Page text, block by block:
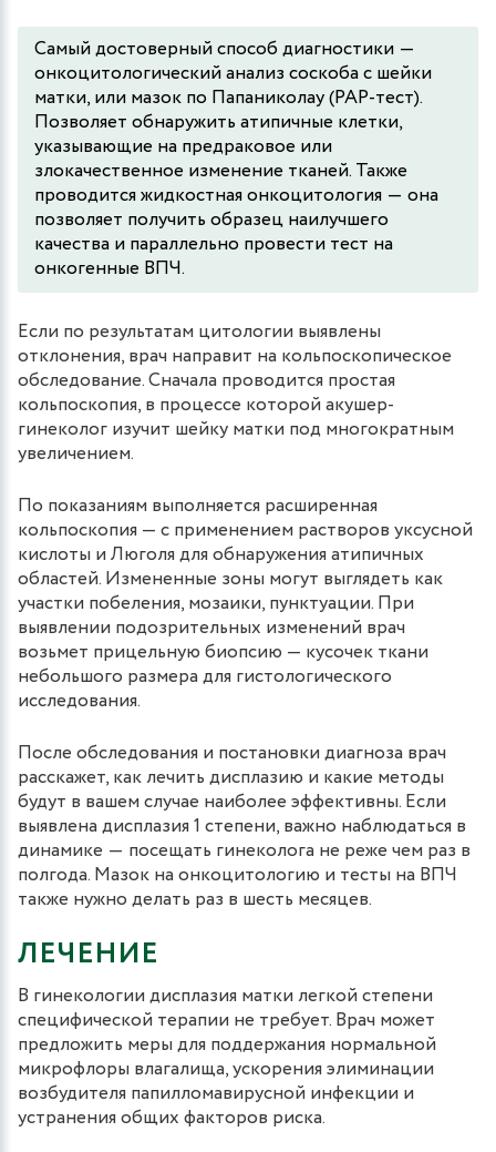
Самый достоверный способ диагностики ―
онкоцитологический анализ соскоба с шейки
матки, или мазок по Папаниколау (PAP-тест).
Позволяет обнаружить атипичные клетки,
указывающие на предраковое или
злокачественное изменение тканей. Также
проводится жидкостная онкоцитология ― она
позволяет получить образец наилучшего
качества и параллельно провести тест на
онкогенные ВПЧ.
Если по результатам цитологии выявлены
отклонения, врач направит на кольпоскопическое
обследование. Сначала проводится простая
кольпоскопия, в процессе которой акушер-
гинеколог изучит шейку матки под многократным
увеличением.
По показаниям выполняется расширенная
кольпоскопия — с применением растворов уксусной
кислоты и Люголя для обнаружения атипичных
областей. Измененные зоны могут выглядеть как
участки побеления, мозаики, пунктуации. При
выявлении подозрительных изменений врач
возьмет прицельную биопсию — кусочек ткани
небольшого размера для гистологического
исследования.
После обследования и постановки диагноза врач
расскажет, как лечить дисплазию и какие методы
будут в вашем случае наиболее эффективны. Если
выявлена дисплазия 1 степени, важно наблюдаться в
динамике ― посещать гинеколога не реже чем раз в
полгода. Мазок на онкоцитологию и тесты на ВПЧ
также нужно делать раз в шесть месяцев.
ЛЕЧЕНИЕ
В гинекологии дисплазия матки легкой степени
специфической терапии не требует. Врач может
предложить меры для поддержания нормальной
микрофлоры влагалища, ускорения элиминации
возбудителя папилломавирусной инфекции и
устранения общих факторов риска.